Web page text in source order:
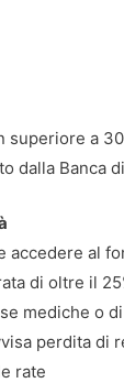
superiore a
dalla Banca
accedere al
di oltre il
mediche o
perdita di
rate